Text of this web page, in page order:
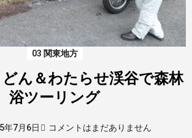
03 関東地方
ん＆わたらせ渓谷で森林
浴ツーリング
年7月6日 コメントはまだありません